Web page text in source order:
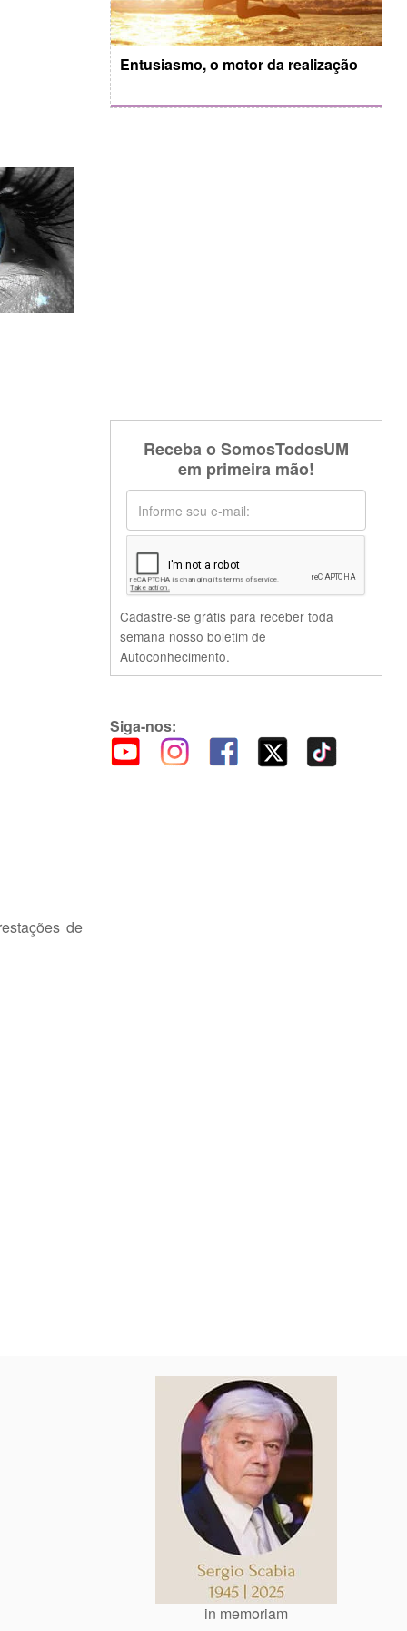
de
Entusiasmo, o motor da realização
Receba o SomosTodosUM
em primeira mão!
Cadastre-se grátis para receber toda
semana nosso boletim de
Autoconhecimento.
Siga-nos:
in memoriam